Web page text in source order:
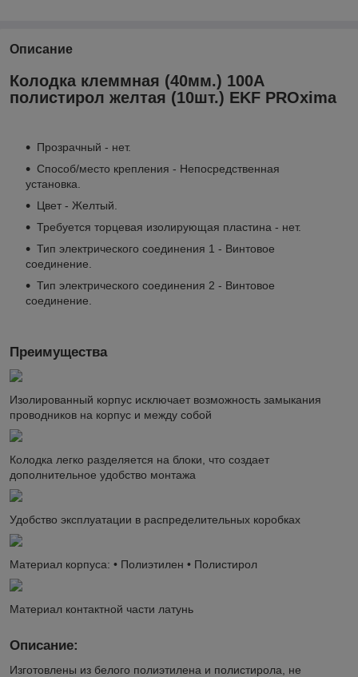
Описание
Колодка клеммная (40мм.) 100А
полистирол желтая (10шт.) EKF PROxima
Прозрачный - нет.
Способ/место крепления - Непосредственная
установка.
Цвет - Желтый.
Требуется торцевая изолирующая пластина - нет.
Тип электрического соединения 1 - Винтовое
соединение.
Тип электрического соединения 2 - Винтовое
соединение.
Преимущества
Изолированный корпус исключает возможность замыкания
проводников на корпус и между собой
Колодка легко разделяется на блоки, что создает
дополнительное удобство монтажа
Удобство эксплуатации в распределительных коробках
Материал корпуса: • Полиэтилен • Полистирол
Материал контактной части латунь
Описание:
Изготовлены из белого полиэтилена и полистирола, не